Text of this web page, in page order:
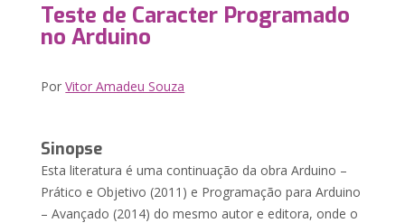
Teste de Caracter Programado
no Arduino
PorVitor Amadeu Souza
Sinopse
Esta literatura é uma continuação da obra Arduino –
Prático e Objetivo (2011) e Programação para Arduino
– Avançado (2014) do mesmo autor e editora, onde o